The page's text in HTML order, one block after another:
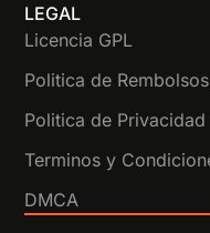
LEGAL
Licencia GPL
Politica de Rembolsos
Politica de Privacidad
Terminos y
DMCA